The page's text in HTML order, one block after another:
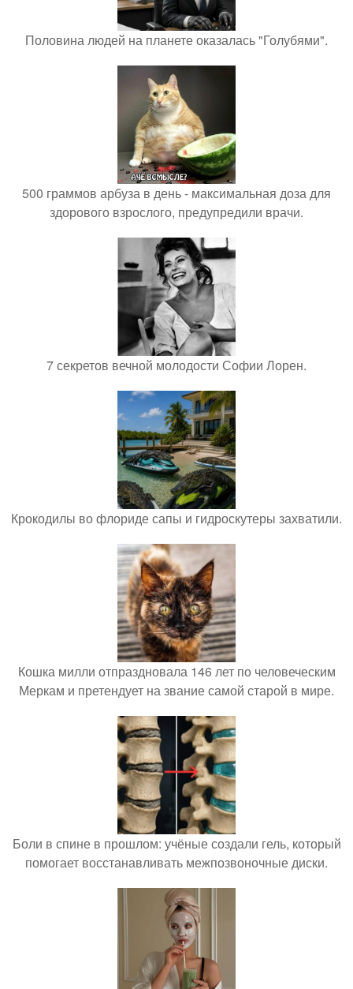
Половина людей на планете оказалась "Голубями".
500 граммов арбуза в день - максимальная доза для
здорового взрослого, предупредили врачи.
7 секретов вечной молодости Софии Лорен.
Крокодилы во флориде сапы и гидроскутеры захватили.
Кошка милли отпраздновала 146 лет по человеческим
Меркам и претендует на звание самой старой в мире.
Боли в спине в прошлом: учёные создали гель, который
помогает восстанавливать межпозвоночные диски.